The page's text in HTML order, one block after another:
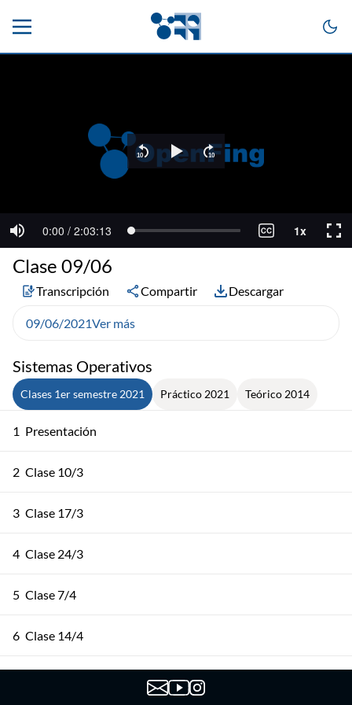
Sistemas Operativos
Clases 1er semestre 2021 Práctico 2021 Teórico 2014
1 Presentación
2 Clase 10/3
3 Clase 17/3
4 Clase 24/3
5 Clase 7/4
6 Clase 14/4
Clase 09/06
Transcripción Compartir Descargar
09/06/2021Ver más